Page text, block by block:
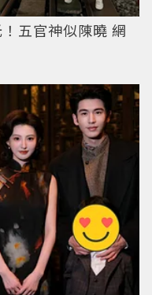
五官神似陳曉 網